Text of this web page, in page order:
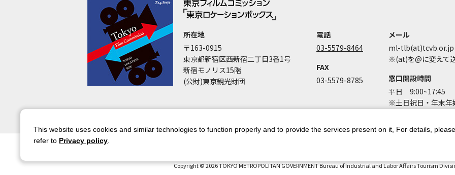
所在地
〒163-0915
東京都新宿区西新宿二丁目3番1号
新宿モノリス15階
(公財)東京観光財団
電話
03-5579-8464
FAX
03-5579-8785
メール
ml-tlb(at)tcvb.or.jp
※(at)を@に変えて
窓口開設時間
平日 9:00~17:45
※土日祝日・年末年
Copyright © 2026 TOKYO METROPOLITAN GOVERNMENT Bureau of Industrial and Labor Affairs Tourism
This website uses cookies and similar technologies to function properly and to provide the services present on it, For details, please
refer to Privacy policy